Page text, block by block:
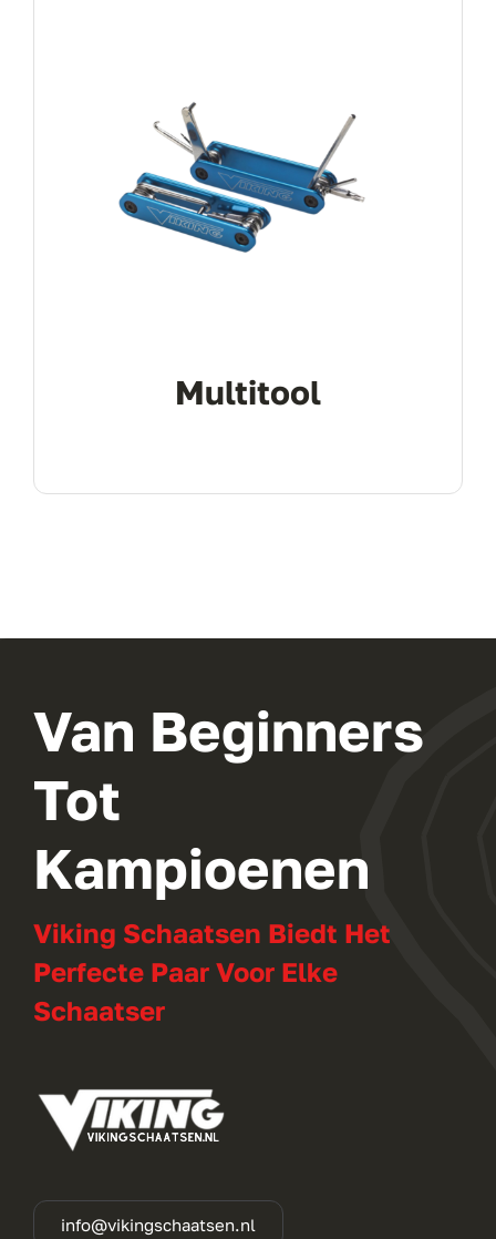
Multitool
Van Beginners
Tot
Kampioenen
Viking Schaatsen Biedt Het
Perfecte Paar Voor Elke
Schaatser
info@vikingschaatsen.nl